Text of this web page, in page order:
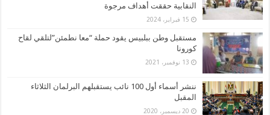
النقابية حققت أهداف مرجوة
15 فبراير، 2024
مستقبل وطن ببلبيس يقود حملة “معا نطمئن”لتلقي لقاح
كورونا
13 نوفمبر، 2021
ننشر أسماء أول 100 نائب يستقبلهم البرلمان الثلاثاء
المقبل
20 ديسمبر، 2020